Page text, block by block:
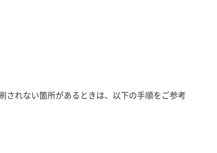
されない箇所があるときは、以下の手順をご参考